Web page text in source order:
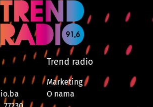
Trend radio
Marketing
O nama